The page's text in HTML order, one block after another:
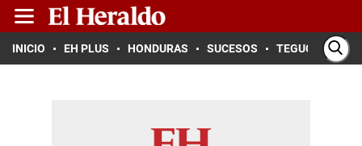
INICIO EH PLUS HONDURAS SUCESOS TEGUCIGALPA